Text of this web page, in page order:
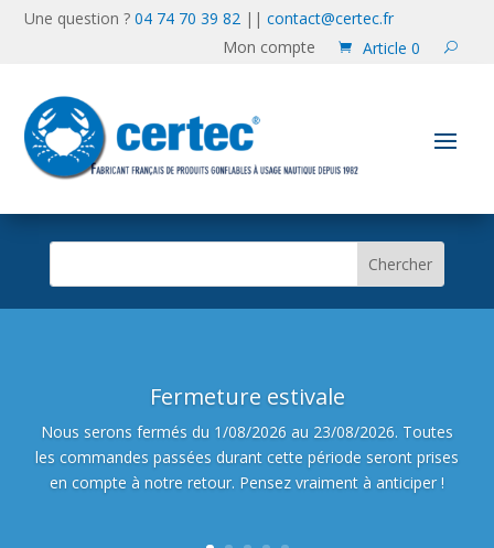
Une question ?04 74 70 39 82 ||contact@certec.fr
Mon compte
Article 0
Fermeture estivale
Nous serons fermés du 1/08/2026 au 23/08/2026. Toutes
les commandes passées durant cette période seront prises
en compte à notre retour. Pensez vraiment à anticiper !